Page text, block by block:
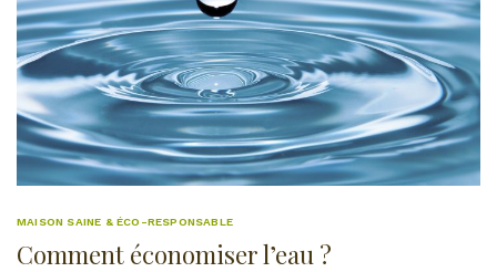
MAISON SAINE & ÉCO-RESPONSABLE
Comment économiser l’eau ?